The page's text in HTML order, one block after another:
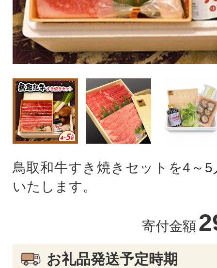
鳥取和牛すき焼きセットを4～
いたします。
寄付金額
お礼品発送予定時期